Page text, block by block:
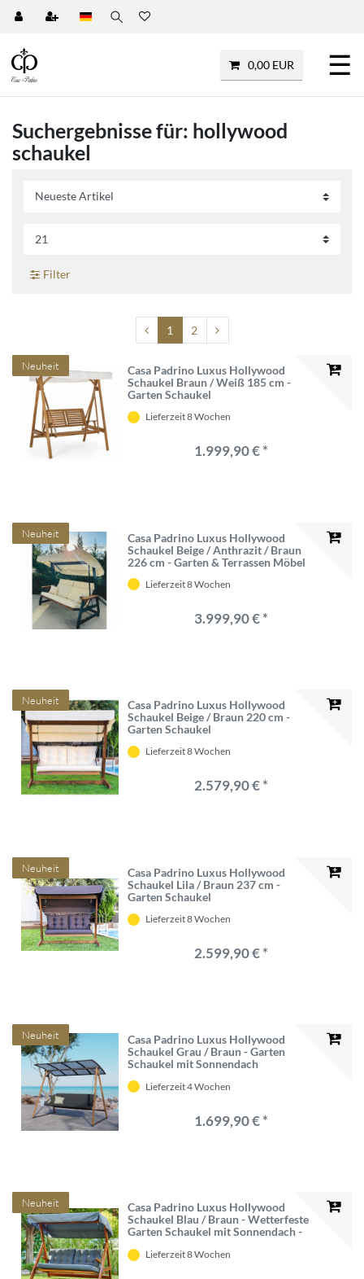
0,00 EUR ☰
Suchergebnisse für: hollywood
schaukel
Filter
1 2
Neuheit
Casa Padrino Luxus Hollywood
Schaukel Braun / Weiß 185 cm -
Garten Schaukel
Lieferzeit 8 Wochen
1.999,90 € *
Neuheit
Casa Padrino Luxus Hollywood
Schaukel Beige / Anthrazit / Braun
226 cm - Garten & Terrassen Möbel
Lieferzeit 8 Wochen
3.999,90 € *
Neuheit
Casa Padrino Luxus Hollywood
Schaukel Beige / Braun 220 cm -
Garten Schaukel
Lieferzeit 8 Wochen
2.579,90 € *
Neuheit
Casa Padrino Luxus Hollywood
Schaukel Lila / Braun 237 cm -
Garten Schaukel
Lieferzeit 8 Wochen
2.599,90 € *
Neuheit
Casa Padrino Luxus Hollywood
Schaukel Grau / Braun - Garten
Schaukel mit Sonnendach
Lieferzeit 4 Wochen
1.699,90 € *
Neuheit
Casa Padrino Luxus Hollywood
Schaukel Blau / Braun - Wetterfeste
Garten Schaukel mit Sonnendach -
Luxus Möbel - Luxus Garten
Lieferzeit 8 Wochen